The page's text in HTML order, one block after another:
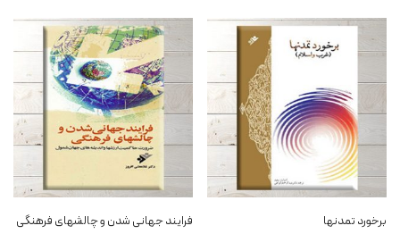
برخورد تمدنها فرایند جهانی شدن و چالشهای فرهنگی